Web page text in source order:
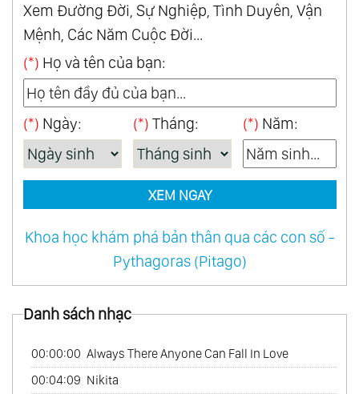
43. Les Nouvelles Ballades Romantiques
44.
My Classic Collection Vol.2
45.Together At Last
46.When A Man Loves A Woman
47.Amour Pour Amour
48.Japon Mon Amour
49.Two Together
One World Of Music
51.
Reveries Vol.1
Love Follow Us
54. Mexico Con Amor
56.Tango
57.Les Rendez - Vous Du Hasard
Xem Đường Đời, Sự Nghiệp, Tình Duyên, Vận
Mệnh, Các Năm Cuộc Đời...
(*) Họ và tên của bạn:
(*) Ngày: (*) Tháng: (*) Năm:
XEM NGAY
Khoa học khám phá bản thân qua các con số -
Pythagoras (Pitago)
Danh sách nhạc
00:00:00
Always There Anyone Can Fall In Love
00:04:09 Nikita